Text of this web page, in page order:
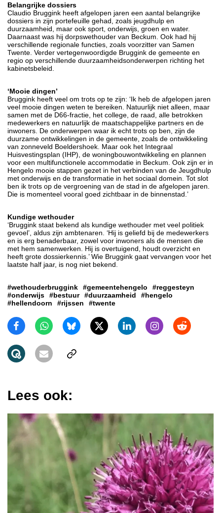
Belangrijke dossiers
Claudio Bruggink heeft afgelopen jaren een aantal belangrijke
dossiers in zijn portefeuille gehad, zoals jeugdhulp en
duurzaamheid, maar ook sport, onderwijs, groen en water.
Daarnaast was hij dorpswethouder van Beckum. Ook had hij
verschillende regionale functies, zoals voorzitter van Samen
Twente. Verder vertegenwoordigde Bruggink de gemeente en
regio op verschillende duurzaamheidsonderwerpen richting het
kabinetsbeleid.
‘Mooie dingen’
Bruggink heeft veel om trots op te zijn: ‘Ik heb de afgelopen jaren
veel mooie dingen weten te bereiken. Natuurlijk niet alleen, maar
samen met de D66-fractie, het college, de raad, alle betrokken
medewerkers en natuurlijk de maatschappelijke partners en de
inwoners. De onderwerpen waar ik echt trots op ben, zijn de
duurzame ontwikkelingen in de gemeente, zoals de ontwikkeling
van zonneveld Boeldershoek. Maar ook het Integraal
Huisvestingsplan (IHP), de woningbouwontwikkeling en plannen
voor een multifunctionele accommodatie in Beckum. Ook zijn er in
Hengelo mooie stappen gezet in het verbinden van de Jeugdhulp
met onderwijs en de transformatie in het sociaal domein. Tot slot
ben ik trots op de vergroening van de stad in de afgelopen jaren.
Die is momenteel vooral goed zichtbaar in de binnenstad.’
Kundige wethouder
‘Bruggink staat bekend als kundige wethouder met veel politiek
gevoel’, aldus zijn ambtenaren. ‘Hij is geliefd bij de medewerkers
en is erg benaderbaar, zowel voor inwoners als de mensen die
met hem samenwerken. Hij is overtuigend, houdt overzicht en
heeft grote dossierkennis.’ Wie Bruggink gaat vervangen voor het
laatste half jaar, is nog niet bekend.
#wethouderbruggink #gemeentehengelo
#reggesteyn
#onderwijs
#bestuur #duurzaamheid
#hengelo
#hellendoorn
#rijssen #twente
Lees ook: